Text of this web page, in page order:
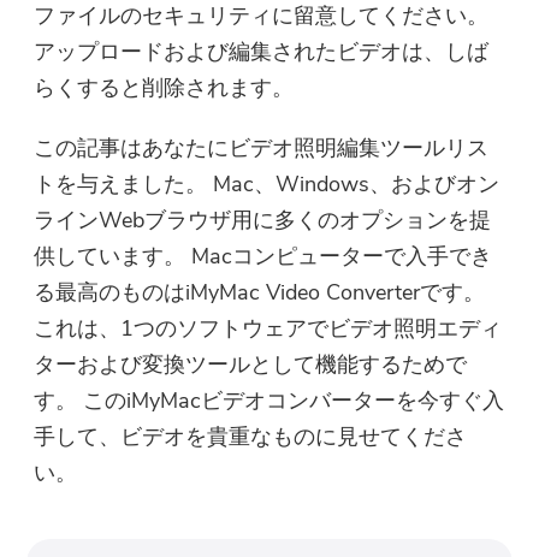
ファイルのセキュリティに留意してください。
アップロードおよび編集されたビデオは、しば
らくすると削除されます。
この記事はあなたにビデオ照明編集ツールリス
トを与えました。 Mac、Windows、およびオン
ラインWebブラウザ用に多くのオプションを提
供しています。 Macコンピューターで入手でき
る最高のものはiMyMac Video Converterです。
これは、1つのソフトウェアでビデオ照明エディ
ターおよび変換ツールとして機能するためで
す。 このiMyMacビデオコンバーターを今すぐ入
手して、ビデオを貴重なものに見せてくださ
い。